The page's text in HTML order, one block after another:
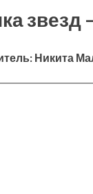
звезд
Никита